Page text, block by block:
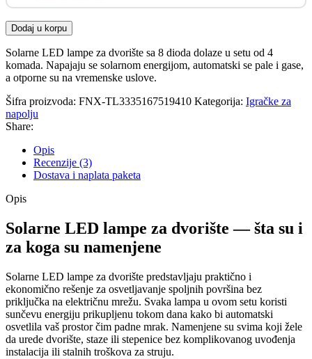
Dodaj u korpu
Solarne LED lampe za dvorište sa 8 dioda dolaze u setu od 4
komada. Napajaju se solarnom energijom, automatski se pale i gase,
a otporne su na vremenske uslove.
Šifra proizvoda: FNX-TL3335167519410 Kategorija: Igračke za
napolju
Share:
Opis
Recenzije (3)
Dostava i naplata paketa
Opis
Solarne LED lampe za dvorište — šta su i
za koga su namenjene
Solarne LED lampe za dvorište predstavljaju praktično i
ekonomično rešenje za osvetljavanje spoljnih površina bez
priključka na električnu mrežu. Svaka lampa u ovom setu koristi
sunčevu energiju prikupljenu tokom dana kako bi automatski
osvetlila vaš prostor čim padne mrak. Namenjene su svima koji žele
da urede dvorište, staze ili stepenice bez komplikovanog uvođenja
instalacija ili stalnih troškova za struju.